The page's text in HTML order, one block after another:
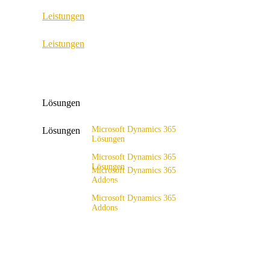
Leistungen
Lösungen
Microsoft Dynamics 365
Lösungen
Lösungsangebot
Microsoft Dynamics 365
Addons
Leistungen
Lösungen
Microsoft Dynamics 365
Lösungen
Lösungsangebot
Microsoft Dynamics 365
Addons
x4fashion suite
x4finance suite